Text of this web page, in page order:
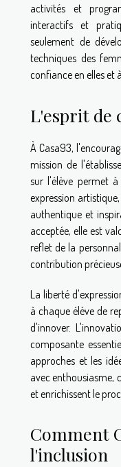
activités et
interactifs et
seulement de
techniques des
confiance en elles et
L'esprit de
À Casa93,
mission de
sur l'élève permet
expression
authentique et
acceptée, elle est
reflet de la
contribution
La liberté
à chaque élève de
d'innover.
composante
approches et les
avec enthousiasme,
et enrichissent le
Comment
l'inclusion